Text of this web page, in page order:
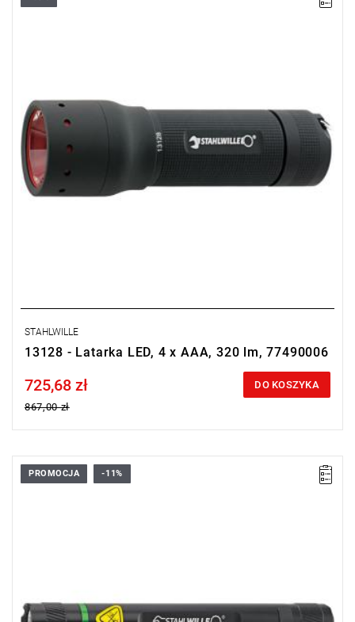
STAHLWILLE
13128 - Latarka LED, 4 x AAA, 320 lm, 77490006
Price tax included
725,68 zł
867,00 zł
DO KOSZYKA
PROMOCJA -11%